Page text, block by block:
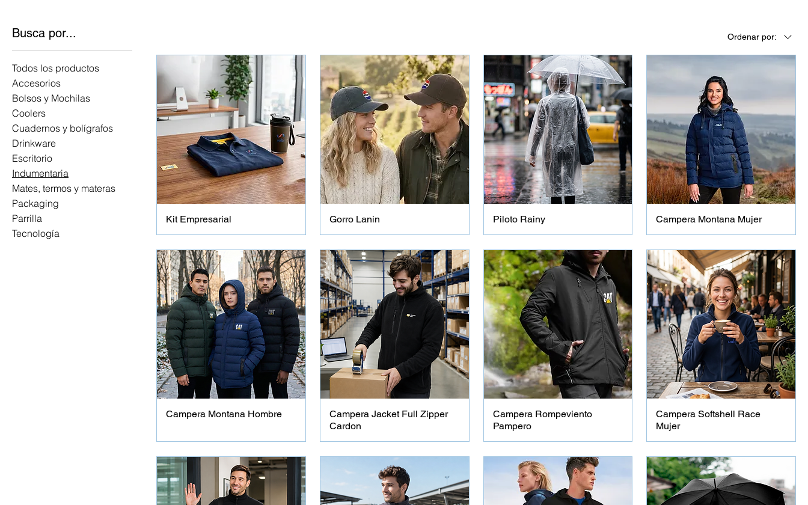
Busca por...
Todos los productos
Accesorios
Bolsos y Mochilas
Coolers
Cuadernos y bolígrafos
Drinkware
Escritorio
Indumentaria
Mates, termos y materas
Packaging
Parrilla
Tecnología
Ordenar por:
Kit Empresarial Gorro Lanin Piloto Rainy Campera Montana Mujer
Campera Montana Hombre
Campera Jacket Full Zipper
Cardon
Campera Rompeviento
Pampero
Campera Softshell Race
Mujer